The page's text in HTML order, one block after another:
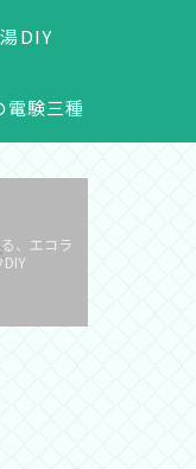
DIY
電験三種
、エコラ